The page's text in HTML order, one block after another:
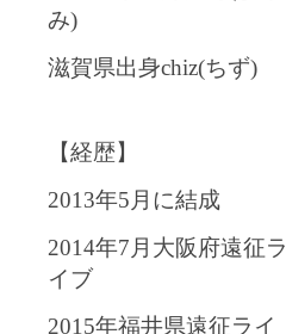
み)
滋賀県出身chiz(ちず)
【経歴】
2013年5 月に結成
2014年7 月大阪府遠征ラ
イブ
2015年福井県遠征ライ